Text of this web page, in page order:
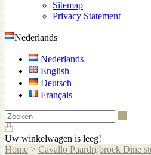
Sitemap
Privacy Statement
Nederlands
Nederlands
English
Deutsch
Français
Uw winkelwagen is leeg!
Home > Cavallo Paardrijbroek Dine